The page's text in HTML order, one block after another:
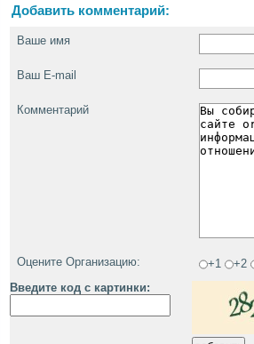
Добавить комментарий:
Ваше имя
Ваш E-mail
Комментарий
Оцените Организацию: +1 +2
Введите код с картинки: